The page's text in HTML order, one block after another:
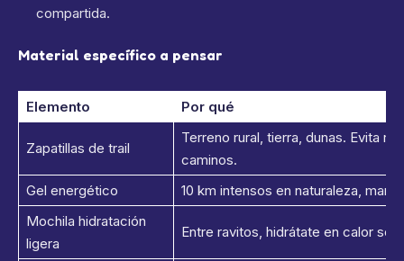
compartida.
Material específico a pensar
Elemento Por qué
Zapatillas de trail
Terreno rural, tierra, dunas. Evita
caminos.
Gel energético
10 km intensos en naturaleza,
Mochila hidratación
ligera
Entre ravitos, hidrátate en calor